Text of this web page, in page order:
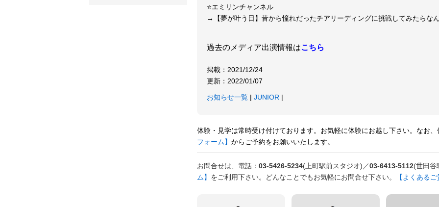
⭐️エミリンチャンネル
→【夢が叶う日】昔から憧れだったチアリーディングに挑戦してみたらな
過去のメディア出演情報はこちら
掲載：2021/12/24
更新：2022/01/07
お知らせ一覧 | JUNIOR |
体験・見学は常時受け付けております。お気軽に体験にお越し下さい。なお
フォーム】 からご予約をお願いいたします。
お問合せは、電話： 03-5426-5234(上町駅前スタジオ)／03-6413-5112(世田谷
ム】 をご利用下さい。どんなことでもお気軽にお問合せ下さい。 【よくある